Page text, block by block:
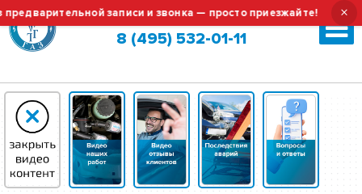
записи и звонка — просто приезжайте! ×
Москва (сменить город?)
8 (495) 532-01-11